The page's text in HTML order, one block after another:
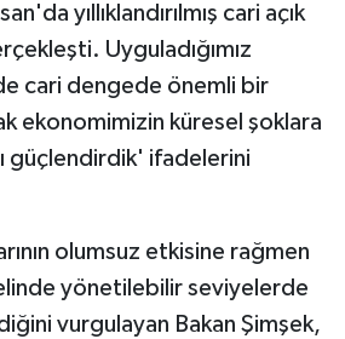
yıllıklandırılmış cari açık
Uyguladığımız
cari dengede önemli bir
ekonomimizin küresel şoklara
güçlendirdik' ifadelerini
olumsuz etkisine rağmen
yönetilebilir seviyelerde
vurgulayan Bakan Şimşek,